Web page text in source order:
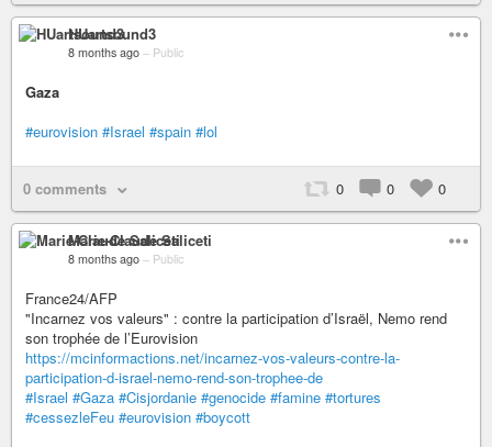
HUartsound3
8 months ago – Public
Gaza
#eurovision #Israel #spain #lol
0 comments 0 0 0
Marie-Claude Saliceti
8 months ago – Public
France24/AFP
"Incarnez vos valeurs" : contre la participation d’Israël, Nemo rend
son trophée de l’Eurovision
https://mcinformactions.net/incarnez-vos-valeurs-contre-la-
participation-d-israel-nemo-rend-son-trophee-de
#Israel #Gaza #Cisjordanie #genocide #famine #tortures
#cessezleFeu #eurovision #boycott